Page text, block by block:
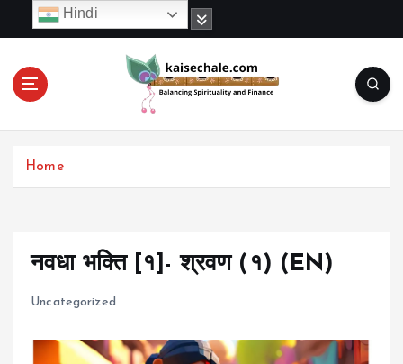
c
Home
नवधा भक्ति [१]- श्रवण (१) (EN)
Uncategorized
Hindi